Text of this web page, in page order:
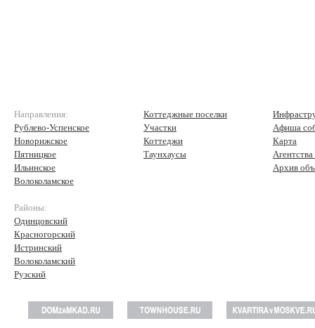
Направления:
Рублево-Успенское
Новорижское
Пятницкое
Ильинское
Волоколамское
Районы:
Одинцовский
Красногорский
Истринский
Волоколамский
Рузский
Коттеджные поселки
Участки
Коттеджи
Таунхаусы
Афиша
Карта
Архив